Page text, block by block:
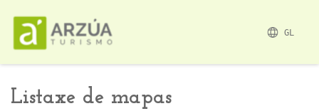
GL
Listaxe de mapas